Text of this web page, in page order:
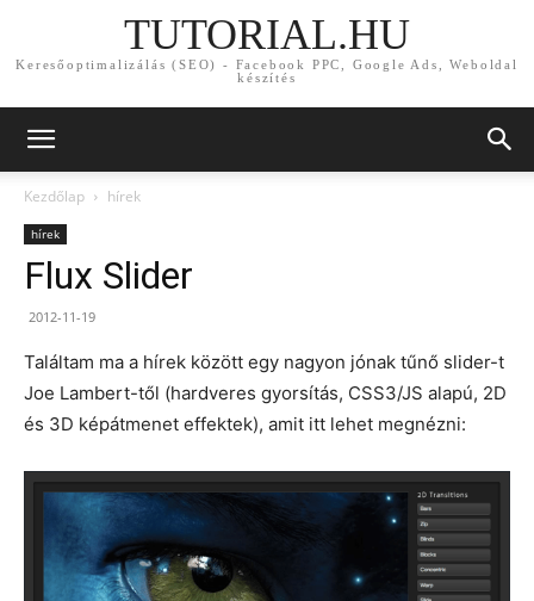
TUTORIAL.HU
Keresőoptimalizálás (SEO) - Facebook PPC, Google Ads, Weboldal
készítés
Kezdőlap hírek
hírek
Flux Slider
2012-11-19
Találtam ma a hírek között egy nagyon jónak tűnő slider-t
Joe Lambert-től (hardveres gyorsítás, CSS3/JS alapú, 2D
és 3D képátmenet effektek), amit itt lehet megnézni: